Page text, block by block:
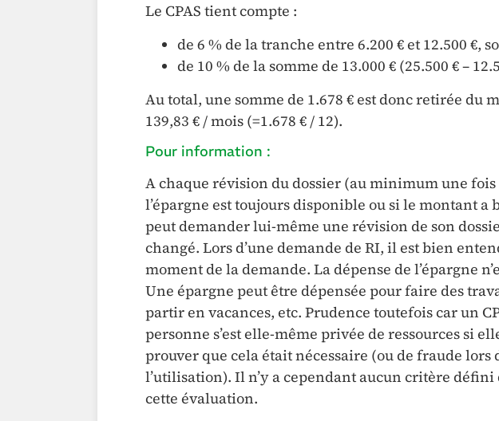
Le CPAS tient compte :
de 6 % de la tranche entre 6.200 € et 12.500 €,
de 10 % de la somme de 13.000 € (25.500 € –
Au total, une somme de 1.678 € est donc retirée du
139,83 € / mois (=1.678 € / 12).
Pour information :
A chaque révision du dossier (au minimum une
l’épargne est toujours disponible ou si le montant a
peut demander lui-même une révision de son
changé. Lors d’une demande de RI, il est bien
moment de la demande. La dépense de l’épargne
Une épargne peut être dépensée pour faire des
partir en vacances, etc. Prudence toutefois car un
personne s’est elle-même privée de ressources si
prouver que cela était nécessaire (ou de fraude lors
l’utilisation). Il n’y a cependant aucun critère
cette évaluation.